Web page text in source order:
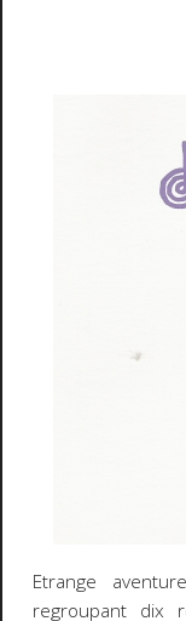
Etrange
regroupant dix